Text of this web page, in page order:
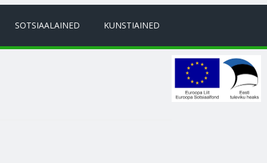
SOTSIAALAINED KUNSTIAINED